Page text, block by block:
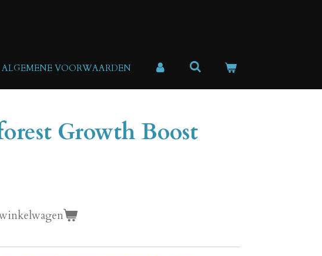
ALGEMENE VOORWAARDEN
Growth Boost